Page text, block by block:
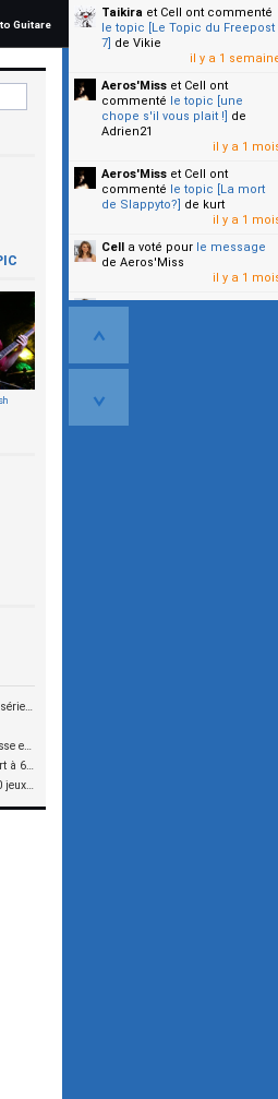
Guitare
Du nouveau chez Bacchus, nouvelle série SCD
Supprimer le buzz de ses micros basse en reliant les aimants à la masse
Chris Squire : le bassiste de YES mort à 67 ans
Nouvelles cordes de basse Elixir : 20 jeux à tester !
Taikira et Cell ont commenté
le topic [Le Topic du Freepost
7] de Vikie
il y a 1
Aeros'Miss et Cell ont
commenté le topic [une
chope s'il vous plait !] de
Adrien21
il y a 1
Aeros'Miss et Cell ont
commenté le topic [La mort
de Slappyto?] de kurt
il y a 1
Cell a voté pour le message
de Aeros'Miss
il y a 1
Cella voté pourle message